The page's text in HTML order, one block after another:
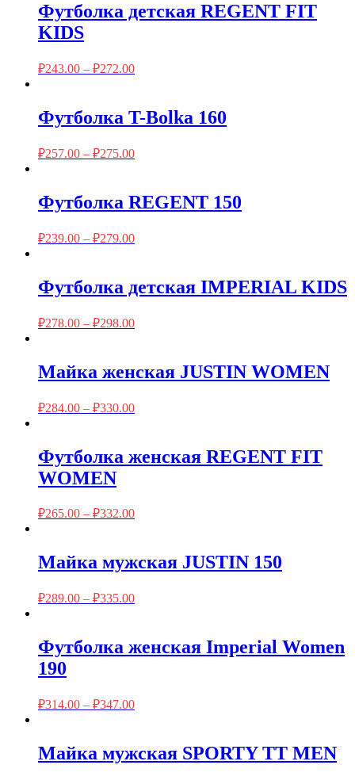
Футболка детская REGENT FIT
KIDS
₽243.00 – ₽272.00
Футболка T-Bolka 160
₽257.00 – ₽275.00
Футболка REGENT 150
₽239.00 – ₽279.00
Футболка детская IMPERIAL KIDS
₽278.00 – ₽298.00
Майка женская JUSTIN WOMEN
₽284.00 – ₽330.00
Футболка женская REGENT FIT
WOMEN
₽265.00 – ₽332.00
Майка мужская JUSTIN 150
₽289.00 – ₽335.00
Футболка женская Imperial Women
190
₽314.00 – ₽347.00
Майка мужская SPORTY TT MEN